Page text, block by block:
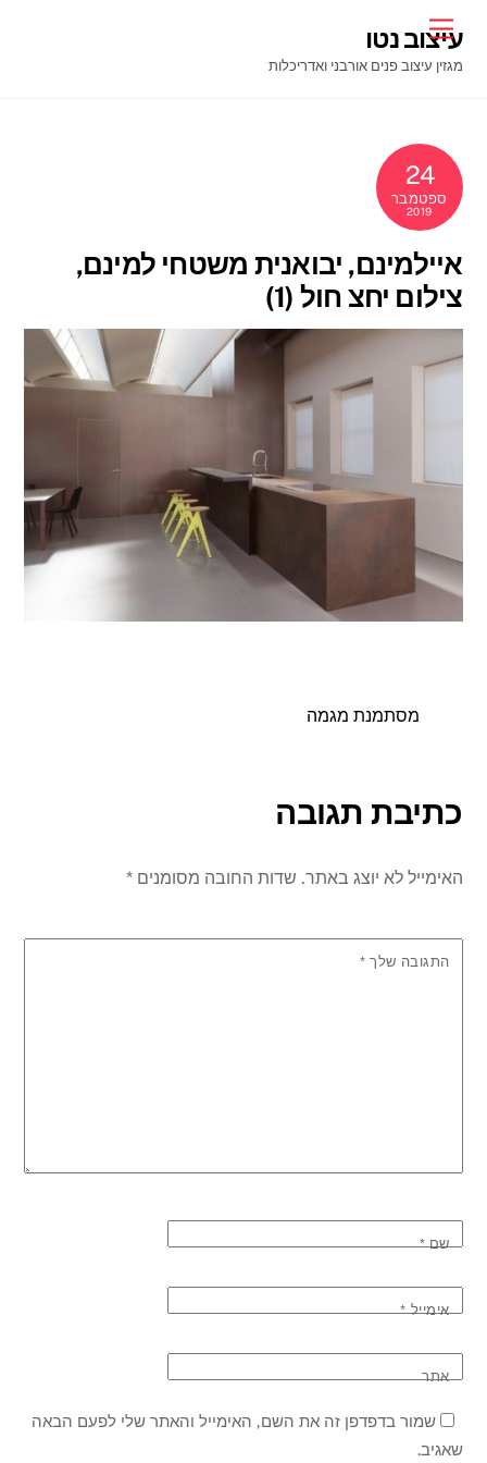
content
Menu
עיצוב נטו
מגזין עיצוב פנים אורבני ואדריכלות
24
ספטמבר
2019
איילמינם, יבואנית משטחי למינם,
צילום יחצ חול (1)
מסתמנת מגמה
כתיבת תגובה
האימייל לא יוצג באתר. שדות החובה מסומנים*
התגובה שלך *
שם*
אימייל*
אתר
שמור בדפדפן זה את השם, האימייל והאתר שלי לפעם הבאה
שאגיב.